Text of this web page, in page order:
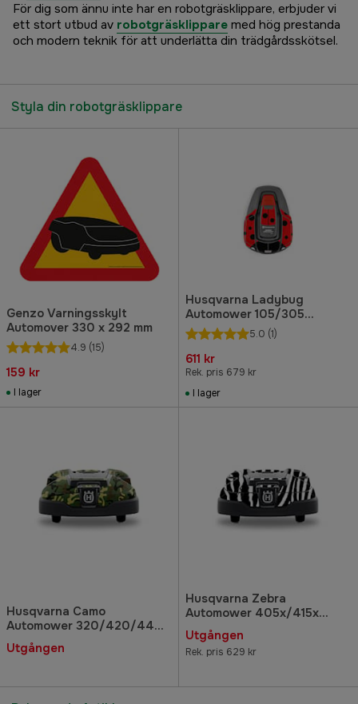
För dig som ännu inte har en robotgräsklippare, erbjuder vi
ett stort utbud av robotgräsklippare med hög prestanda
och modern teknik för att underlätta din trädgårdsskötsel.
Styla din robotgräsklippare
Genzo Varningsskylt
Automover 330 x 292 mm
4.9 (15)
159 kr
I lager
Husqvarna Ladybug
Automower 105/305
Dekalkit
5.0 (1)
611 kr
Rek. pris 679 kr
I lager
Husqvarna Camo
Automower 320/420/440
Dekalkit
Utgången
Husqvarna Zebra
Automower 405x/415x
Dekalkit
Utgången
Rek. pris 629 kr